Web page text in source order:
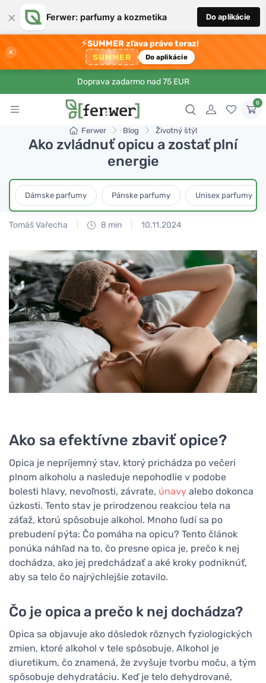
× Ferwer: parfumy a kozmetika Do aplikácie
×
⚡SUMMER zľava práve teraz!
SUMMER Do aplikácie
Doprava zadarmo nad 75 EUR
0
Ferwer Blog Životný štýl
Ako zvládnuť opicu a zostať plní
energie
Dámske parfumy Pánske parfumy Unisex parfumy
Tomáš Vařecha 8 min 10.11.2024
Ako sa efektívne zbaviť opice?
Opica je nepríjemný stav, ktorý prichádza po večeri
plnom alkoholu a nasleduje nepohodlie v podobe
bolesti hlavy, nevoľnosti, závrate, únavy alebo dokonca
úzkosti. Tento stav je prirodzenou reakciou tela na
záťaž, ktorú spôsobuje alkohol. Mnoho ľudí sa po
prebudení pýta: Čo pomáha na opicu? Tento článok
ponúka náhľad na to, čo presne opica je, prečo k nej
dochádza, ako jej predchádzať a aké kroky podniknúť,
aby sa telo čo najrýchlejšie zotavilo.
Čo je opica a prečo k nej dochádza?
Opica sa objavuje ako dôsledok rôznych fyziologických
zmien, ktoré alkohol v tele spôsobuje. Alkohol je
diuretikum, čo znamená, že zvyšuje tvorbu moču, a tým
spôsobuje dehydratáciu. Keď je telo dehydrované,